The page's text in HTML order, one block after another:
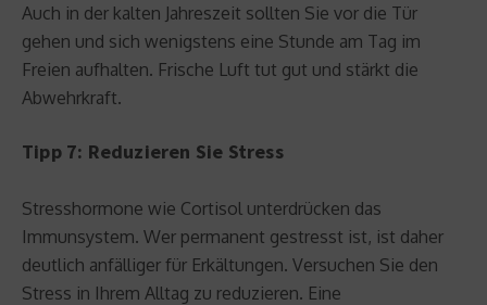
Auch in der kalten Jahreszeit sollten Sie vor die Tür
gehen und sich wenigstens eine Stunde am Tag im
Freien aufhalten. Frische Luft tut gut und stärkt die
Abwehrkraft.
Tipp 7: Reduzieren Sie Stress
Stresshormone wie Cortisol unterdrücken das
Immunsystem. Wer permanent gestresst ist, ist daher
deutlich anfälliger für Erkältungen. Versuchen Sie den
Stress in Ihrem Alltag zu reduzieren. Eine